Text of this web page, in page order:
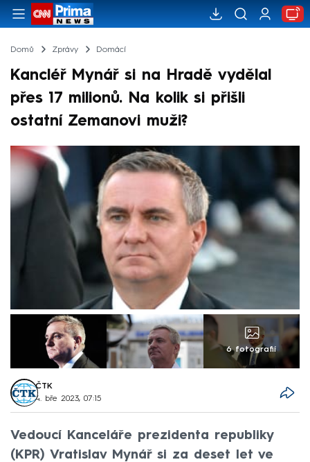
Domů Zprávy Domácí
Kancléř Mynář si na Hradě vydělal
přes 17 milionů. Na kolik si přišli
ostatní Zemanovi muži?
6 fotografií
ČTK
4. bře 2023, 07:15
Vedoucí Kanceláře prezidenta republiky
(KPR) Vratislav Mynář si za deset let ve